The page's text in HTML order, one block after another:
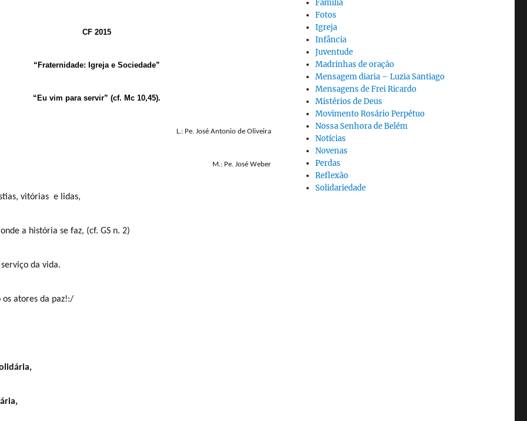
CF 2015
“Fraternidade: Igreja e Sociedade”
“Eu vim para servir” (cf. Mc 10,45).
L.: Pe. José Antonio de Oliveira
M.: Pe. José Weber
vitórias e lidas,
a história se faz, (cf. GS n. 2)
da vida.
os atores da paz!:/
Familia
Fotos
Igreja
Infância
Juventude
Madrinhas de oração
Mensagem diaria – Luzia Santiago
Mensagens de Frei Ricardo
Mistérios de Deus
Movimento Rosário Perpétuo
Nossa Senhora de Belém
Notícias
Novenas
Perdas
Reflexão
Solidariedade